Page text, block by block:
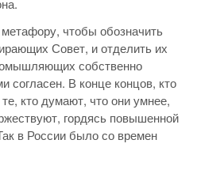
чтобы обозначить
Совет, и отделить их
собственно
согласен. В конце концов, кто
кто думают, что они умнее,
гордясь повышенной
в России было со времен